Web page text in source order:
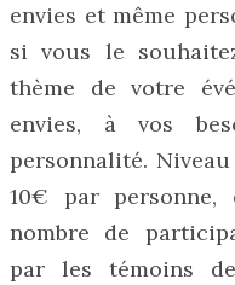
envies et même
si vous le
thème de votre
envies, à vos
personnalité.
10€ par
nombre de
par les témoins